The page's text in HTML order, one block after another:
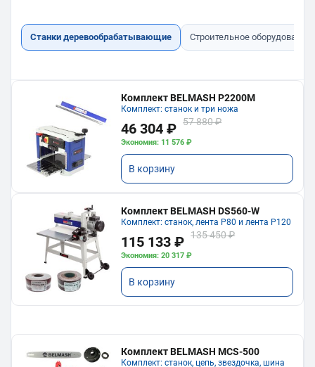
Станки деревообрабатывающие Строительное оборудование
Комплект BELMASH P2200M
Комплект: станок и три ножа
46 304 ₽ 57 880 ₽
Экономия: 11 576 ₽
В корзину
Комплект BELMASH DS560-W
Комплект: станок, лента P80 и лента P120
115 133 ₽ 135 450 ₽
Экономия: 20 317 ₽
В корзину
Комплект BELMASH MCS-500
Комплект: станок, цепь, звездочка, шина